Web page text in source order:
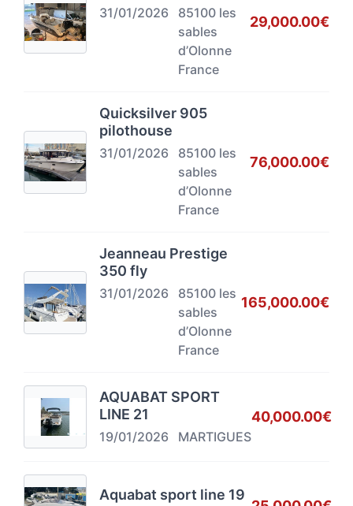
31/01/2026
85100 les
sables
d’Olonne
France
29,000.00€
Quicksilver 905
pilothouse
31/01/2026
85100 les
sables
d’Olonne
France
76,000.00€
Jeanneau Prestige
350 fly
31/01/2026
85100 les
sables
d’Olonne
France
165,000.00€
AQUABAT SPORT
LINE 21
19/01/2026 MARTIGUES
40,000.00€
Aquabat sport line 19